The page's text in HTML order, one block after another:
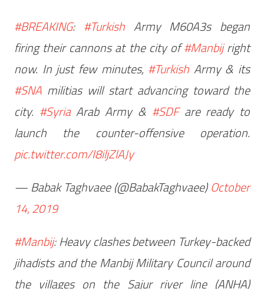
#BREAKING: #TurkishArmy M60A3s began
firing their cannons at the city of#Manbijright
now. In just few minutes, #Turkish Army & its
#SNAmilitias will start advancing toward the
city. #SyriaArab Army & #SDFare ready to
launch the counter-offensive operation.
pic.twitter.com/I8iljZlAJy
— Babak Taghvaee (@BabakTaghvaee)October
14, 2019
#Manbij: Heavy clashes between Turkey-backed
jihadists and the Manbij Military Council around
the villages on the Sajur river line (ANHA)